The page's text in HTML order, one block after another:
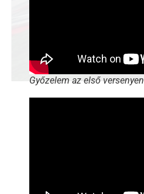
Győzelem az első versenyen